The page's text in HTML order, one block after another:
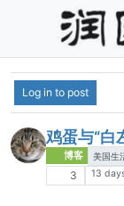
Log in to post
鸡蛋与“白
博客 美国生
3 13